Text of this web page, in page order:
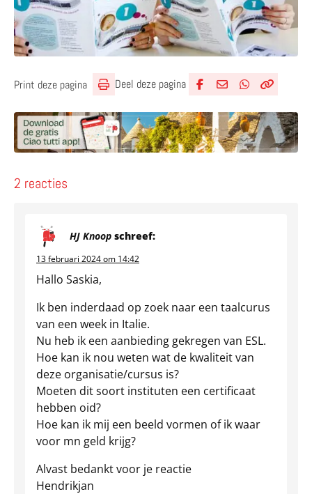
Print deze pagina Deel deze pagina
2 reacties
HJ Knoop schreef:
13 februari 2024 om 14:42
Hallo Saskia,
Ik ben inderdaad op zoek naar een taalcurus
van een week in Italie.
Nu heb ik een aanbieding gekregen van ESL.
Hoe kan ik nou weten wat de kwaliteit van
deze organisatie/cursus is?
Moeten dit soort instituten een certificaat
hebben oid?
Hoe kan ik mij een beeld vormen of ik waar
voor mn geld krijg?
Alvast bedankt voor je reactie
Hendrikjan